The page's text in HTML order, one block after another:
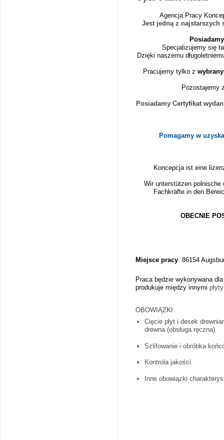
Agencja Pracy
Jest jedną z najstarszych
Specjalizujemy się
Dzięki naszemu
Pracujemy tylko z
Pozostajemy
Posiadamy Certyfikat
Pomagamy w
Koncepcja ist eine
Wir unterstützen polnische
Fachkräfte in den
OBECNIE
Miejsce pracy: 86154
Praca będzie wykonywana
produkuje między innymi
OBOWIĄZKI:
Cięcie płyt i desek
drewna (obsługa ręczna).
Szlifowanie i obróbka
Kontrola jakości.
Inne obowiązki